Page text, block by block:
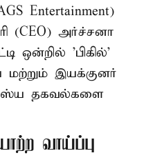
Entertainment)
(CEO) அர்ச்சனா
ஒன்றில் 'பிகில்'
மற்றும் இயக்குனர்
தகவல்களை
வாய்ப்பு